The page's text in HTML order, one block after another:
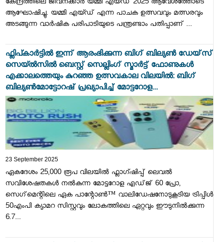
കേന്ദ്രത്തിലെ ജീവനക്കാർ യമ്മി എയ്ഡ് 2025 ആവേശത്തോടെ
ആഘോഷിച്ചു. യമ്മി എയ്ഡ് എന്ന പാചക ഉത്സവവും മത്സരവും
അടങ്ങുന്ന വാർഷിക പരിപാടിയുടെ പന്ത്രണ്ടാം പതിപ്പാണ് ...
ഫ്ലിപ്കാർട്ടിൽ ഇന്ന് ആരംഭിക്കുന്ന ബിഗ് ബില്യൺ ഡേയ്‌സ്
സെയ്ൽസിൽ ബെസ്റ്റ് സെല്ലിംഗ് സ്മാർട്ട് ഫോണുകൾ
എക്കാലത്തെയും കുറഞ്ഞ ഉത്സവകാല വിലയിൽ: ബിഗ്
ബില്യൺമോട്ടോറഷ് പ്രഖ്യാപിച്ച് മോട്ടറോള...
23 September 2025
ഏകദേശം 25,000 രൂപ വിലയിൽ ഫ്ലാഗ്ഷിപ്പ് ലെവൽ
സവിശേഷതകൾ നൽകുന്ന മോട്ടറോള എഡ്‌ജ്‌ 60 പ്രോ,
സെഗ്‌മെന്റിലെ ഏക പാന്റോൺ™ വാലിഡേഷനോടുകൂടിയ ട്രിപ്പിൾ
50എംപി ക്യാമറ സിസ്റ്റവും ലോകത്തിലെ ഏറ്റവും ഈടുനിൽക്കുന്ന
6.7...